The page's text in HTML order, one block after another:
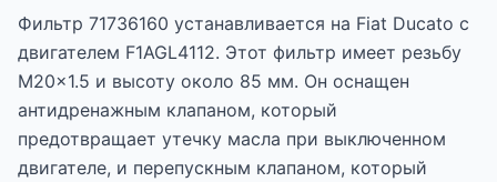
Фильтр 71736160 устанавливается на Fiat Ducato с
двигателем F1AGL4112. Этот фильтр имеет резьбу
M20x1.5 и высоту около 85 мм. Он оснащен
антидренажным клапаном, который
предотвращает утечку масла при выключенном
двигателе, и перепускным клапаном, который